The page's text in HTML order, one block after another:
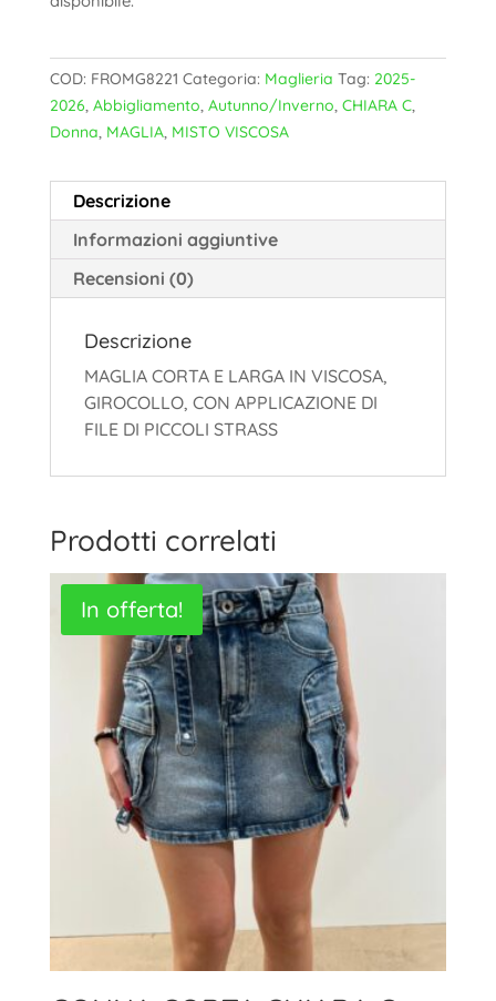
COD: FROMG8221 Categoria: Maglieria Tag: 2025-
2026, Abbigliamento, Autunno/Inverno, CHIARA C,
Donna, MAGLIA, MISTO VISCOSA
Descrizione
Informazioni aggiuntive
Recensioni (0)
Descrizione
MAGLIA CORTA E LARGA IN VISCOSA,
GIROCOLLO, CON APPLICAZIONE DI
FILE DI PICCOLI STRASS
Prodotti correlati
In offerta!